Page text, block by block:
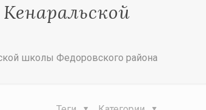
школы Федоровского района